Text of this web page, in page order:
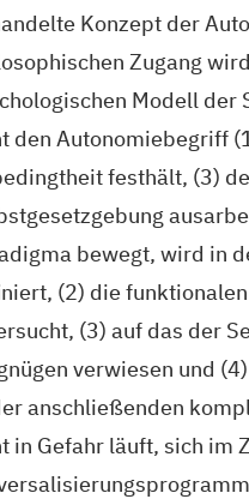
Konzept der
Zugang
Modell der
den Autonomiebegriff
festhält, (3)
bewegt, wird in
(2) die
(3) auf das der
verwiesen und
anschließenden
in Gefahr läuft, sich im